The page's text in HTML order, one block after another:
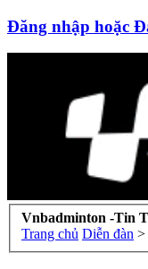
Đăng nhập hoặc
Vnbadminton -Tin
Trang chủ Diễn đàn >